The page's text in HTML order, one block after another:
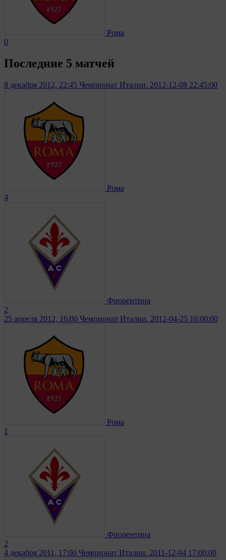
Рома
0
Последние 5 матчей
8 декабря 2012, 22:45 Чемпионат Италии. 2012-12-08 22:45:00
Рома
4
Фиорентина
2
25 апреля 2012, 16:00 Чемпионат Италии. 2012-04-25 16:00:00
Рома
1
Фиорентина
2
4 декабря 2011, 17:00 Чемпионат Италии. 2011-12-04 17:00:00